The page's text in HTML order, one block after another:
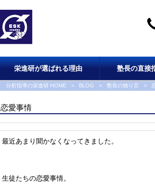
栄進研が選ばれる理由 塾長の直接
分析指導の栄進研 HOME > BLOG > 塾長の独り言 >
恋愛事情
最近あまり聞かなくなってきました。
生徒たちの恋愛事情。